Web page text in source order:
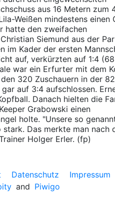
aus 16 Metern zum
Weißen mindestens einen
hatte den zweifachen
Siemund aus der
im Kader der ersten
auf, verkürzten auf 1:4
war ein Erfurter mit dem
320 Zuschauern in der
auf 3:4 aufschlossen.
Danach hielten die
Grabowski einen
holte. "Unsere so
Das merkte man nach
Holger Erler. (fp)
Datenschutz
Impressum
and Piwigo